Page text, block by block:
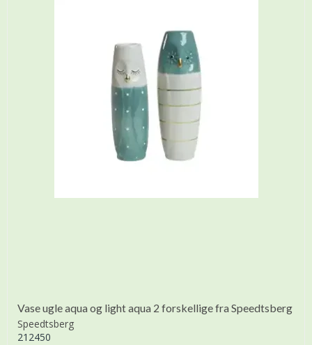
Vase ugle aqua og light aqua 2 forskellige fra Speedtsberg
Speedtsberg
212450